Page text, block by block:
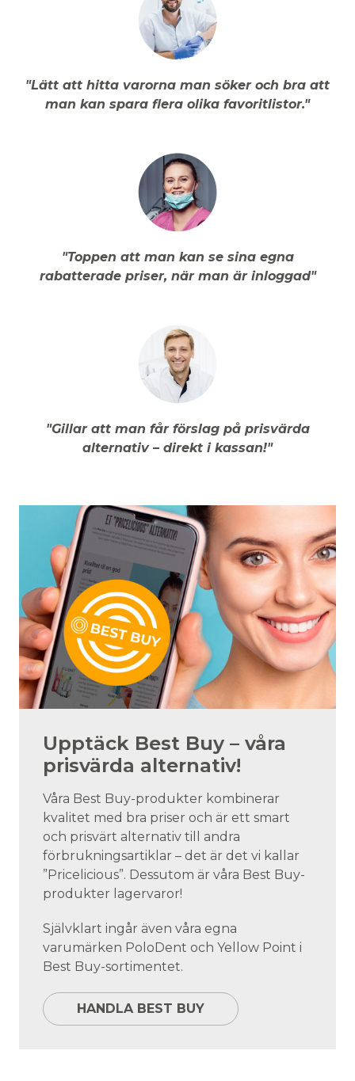
"Lätt att hitta varorna man söker och bra att
man kan spara flera olika favoritlistor."
"Toppen att man kan se sina egna
rabatterade priser, när man är inloggad"
"Gillar att man får förslag på prisvärda
alternativ – direkt i kassan!"
Upptäck Best Buy – våra
prisvärda alternativ!
Våra Best Buy-produkter kombinerar
kvalitet med bra priser och är ett smart
och prisvärt alternativ till andra
förbrukningsartiklar – det är det vi kallar
”Pricelicious”. Dessutom är våra Best Buy-
produkter lagervaror!
Självklart ingår även våra egna
varumärken PoloDent och Yellow Point i
Best Buy-sortimentet.
HANDLA BEST BUY